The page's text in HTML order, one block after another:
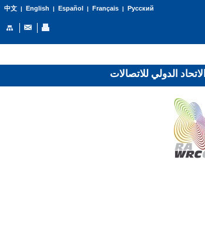
中文| English | Español | Français| Русский
الدولي للاتصالات